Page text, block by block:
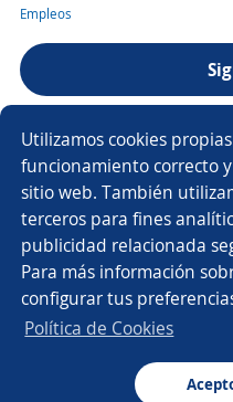
Utilizamos cookies
funcionamiento correcto
sitio web. También
terceros para fines
publicidad relacionada
Para más información
configurar tus
Política de Cookies
Empleos
Ver más empresas
Copyright 2014
Aviso legal